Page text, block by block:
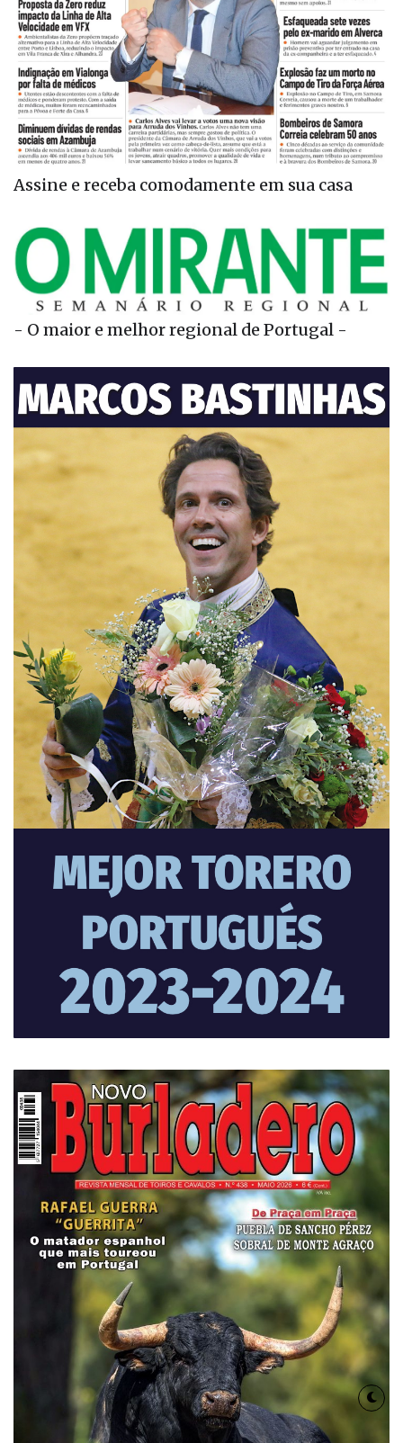
Assine e receba comodamente em sua casa
- O maior e melhor regional de Portugal -